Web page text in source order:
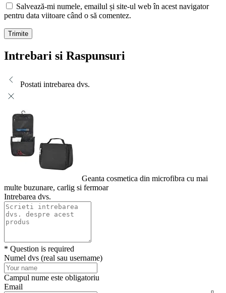
Salvează-mi numele, emailul și site-ul web în acest navigator
pentru data viitoare când o să comentez.
Intrebari si Raspunsuri
Postati intrebarea dvs.
Geanta cosmetica din microfibra cu mai
multe buzunare, carlig si fermoar
Intrebarea dvs.
* Question is required
Numel dvs (real sau username)
Campul nume este obligatoriu
Email